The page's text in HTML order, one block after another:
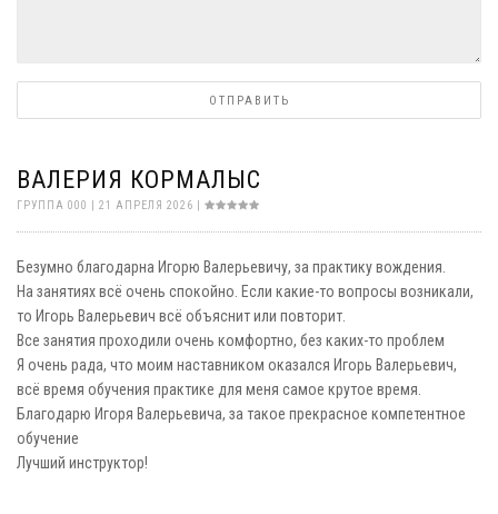
ОТПРАВИТЬ
ВАЛЕРИЯ КОРМАЛЫС
ГРУППА 000 | 21 АПРЕЛЯ 2026 |
Безумно благодарна Игорю Валерьевичу, за практику вождения.
На занятиях всё очень спокойно. Если какие-то вопросы возникали,
то Игорь Валерьевич всё объяснит или повторит.
Все занятия проходили очень комфортно, без каких-то проблем
Я очень рада, что моим наставником оказался Игорь Валерьевич,
всё время обучения практике для меня самое крутое время.
Благодарю Игоря Валерьевича, за такое прекрасное компетентное
обучение
Лучший инструктор!